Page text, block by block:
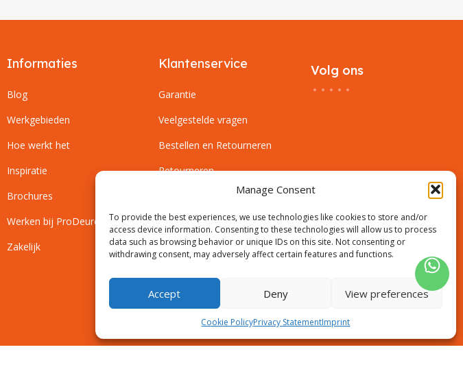
Manage Consent
To provide the best experiences, we use technologies like cookies to store and/or
access device information. Consenting to these technologies will allow us to process
data such as browsing behavior or unique IDs on this site. Not consenting or
withdrawing consent, may adversely affect certain features and functions.
Accept Deny View preferences
Cookie PolicyPrivacy StatementImprint
Informaties
Blog
Werkgebieden
Hoe werkt het
Inspiratie
Brochures
Werken bij ProDeuren
Zakelijk
Klantenservice
Garantie
Veelgestelde vragen
Bestellen en Retourneren
Retourneren
Betaalmogelijkheden
Bezorgen en Afhalen
Leveringsvoorwaarden
Inmeetservice Voorwaarden
Volg ons